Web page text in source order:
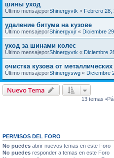
шины уход
Último mensajeporShinergyvtk « Febrero 28,
удаление битума на кузове
Último mensajeporShinergyxjr « Diciembre
уход за шинами колес
Último mensajeporShinergyvtk « Diciembre
очистка кузова от
Último mensajeporShinergyswg « Diciembre
Nuevo Tema
13 temas
PERMISOS DEL FORO
No puedes abrir nuevos temas en este Foro
No puedes responder a temas en este Foro